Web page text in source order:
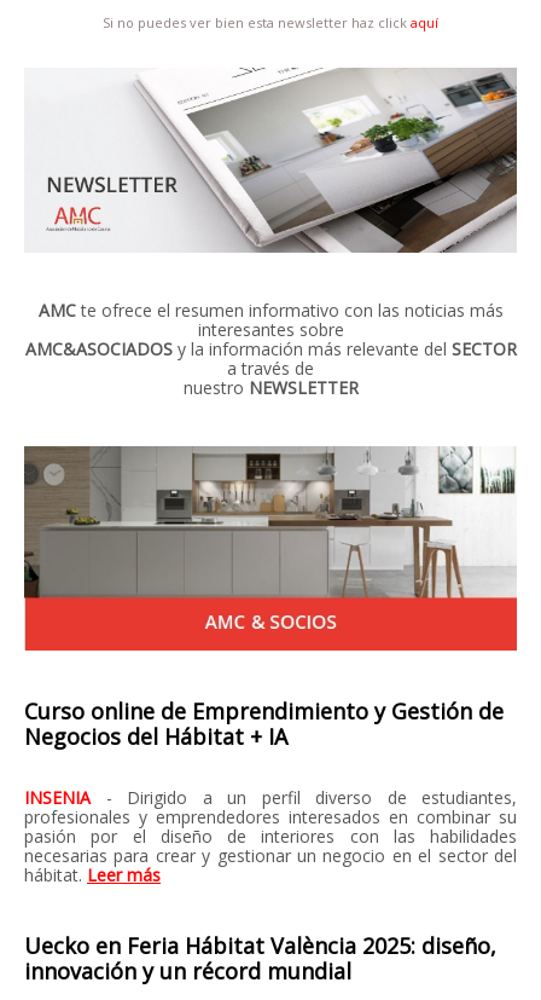
Si no puedes ver bien esta newsletter haz click aquí
AMCte ofrece el resumen informativo con las noticias más
interesantes sobre
AMC&ASOCIADOSy la información más relevante del SECTOR
a través de
nuestro NEWSLETTER
Curso online de Emprendimiento y Gestión de
Negocios del Hábitat + IA
INSENIA - Dirigido a un perfil diverso de estudiantes,
profesionales y emprendedores interesados en combinar su
pasión por el diseño de interiores con las habilidades
necesarias para crear y gestionar un negocio en el sector del
hábitat. Leer más
Uecko en Feria Hábitat València 2025: diseño,
innovación y un récord mundial